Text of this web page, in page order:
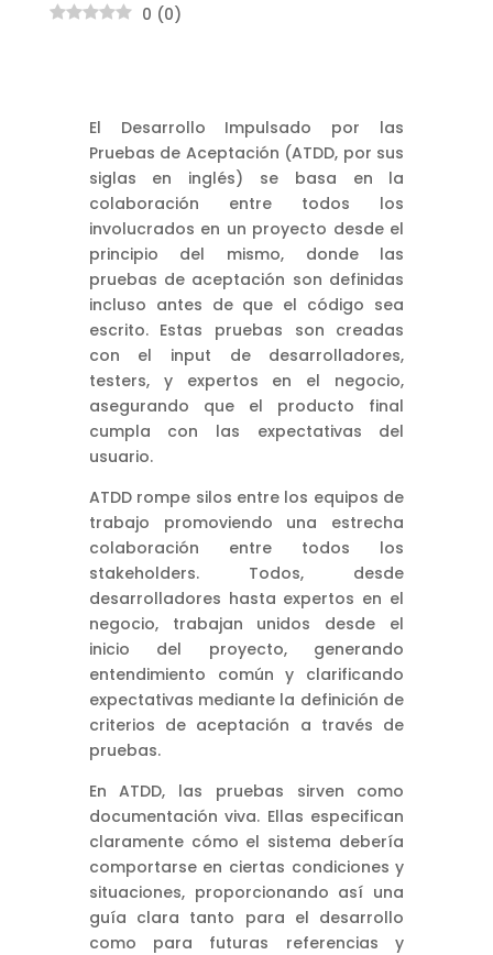
0 (0)
El Desarrollo Impulsado por las
Pruebas de Aceptación (ATDD, por sus
siglas en inglés) se basa en la
colaboración entre todos los
involucrados en un proyecto desde el
principio del mismo, donde las
pruebas de aceptación son definidas
incluso antes de que el código sea
escrito. Estas pruebas son creadas
con el input de desarrolladores,
testers, y expertos en el negocio,
asegurando que el producto final
cumpla con las expectativas del
usuario.
ATDD rompe silos entre los equipos de
trabajo promoviendo una estrecha
colaboración entre todos los
stakeholders. Todos, desde
desarrolladores hasta expertos en el
negocio, trabajan unidos desde el
inicio del proyecto, generando
entendimiento común y clarificando
expectativas mediante la definición de
criterios de aceptación a través de
pruebas.
En ATDD, las pruebas sirven como
documentación viva. Ellas especifican
claramente cómo el sistema debería
comportarse en ciertas condiciones y
situaciones, proporcionando así una
guía clara tanto para el desarrollo
como para futuras referencias y